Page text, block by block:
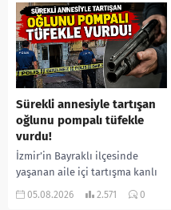
Sürekli annesiyle tartışan
oğlunu pompalı tüfekle
vurdu!
İzmir’in Bayraklı ilçesinde
yaşanan aile içi tartışma kanlı
bitti. İddiaya göre, uzun süredir
05.08.2026 2.571 0